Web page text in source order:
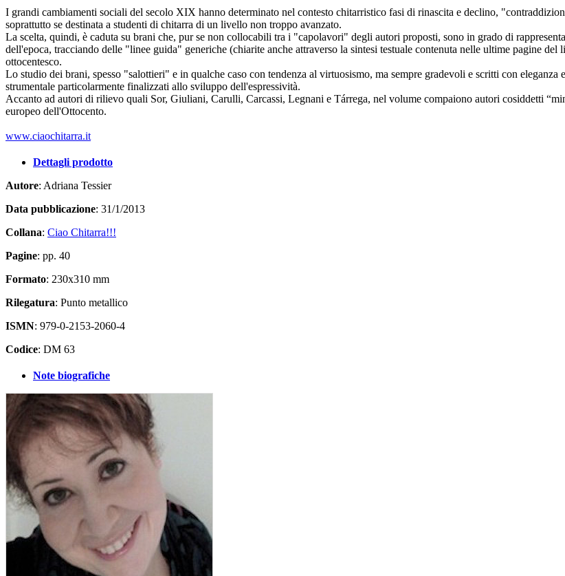
I grandi cambiamenti sociali del secolo XIX hanno determinato nel contesto chitarristico fasi di rinascita e declino,
soprattutto se destinata a studenti di chitarra di un livello non troppo avanzato.
La scelta, quindi, è caduta su brani che, pur se non collocabili tra i "capolavori" degli autori proposti, sono in grado di
dell'epoca, tracciando delle "linee guida" generiche (chiarite anche attraverso la sintesi testuale contenuta nelle ultime pagine
ottocentesco.
Lo studio dei brani, spesso "salottieri" e in qualche caso con tendenza al virtuosismo, ma sempre gradevoli e scritti con
strumentale particolarmente finalizzati allo sviluppo dell'espressività.
Accanto ad autori di rilievo quali Sor, Giuliani, Carulli, Carcassi, Legnani e Tárrega, nel volume compaiono autori cosiddetti
europeo dell'Ottocento.
www.ciaochitarra.it
Dettagli prodotto
Autore: Adriana Tessier
Data pubblicazione: 31/1/2013
Collana: Ciao Chitarra!!!
Pagine: pp. 40
Formato: 230x310 mm
Rilegatura: Punto metallico
ISMN: 979-0-2153-2060-4
Codice: DM 63
Note biografiche